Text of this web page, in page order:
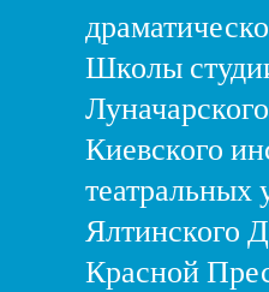
Школы
Киевского
театральных
Ялтинского
Красной